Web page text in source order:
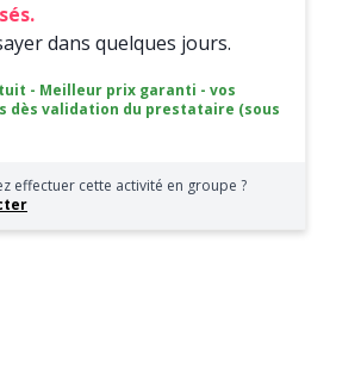
dans quelques jours.
- Meilleur prix garanti - vos
dès validation du prestataire (sous
effectuer cette activité en groupe ?